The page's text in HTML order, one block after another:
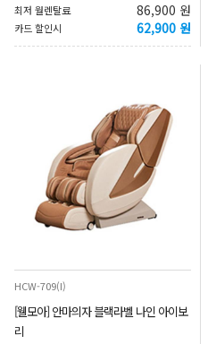
최저 월렌탈료 86,900 원
카드 할인시 62,900 원
HCW-709(I)
[웰모아] 안마의자 블랙라벨 나인 아이보
리